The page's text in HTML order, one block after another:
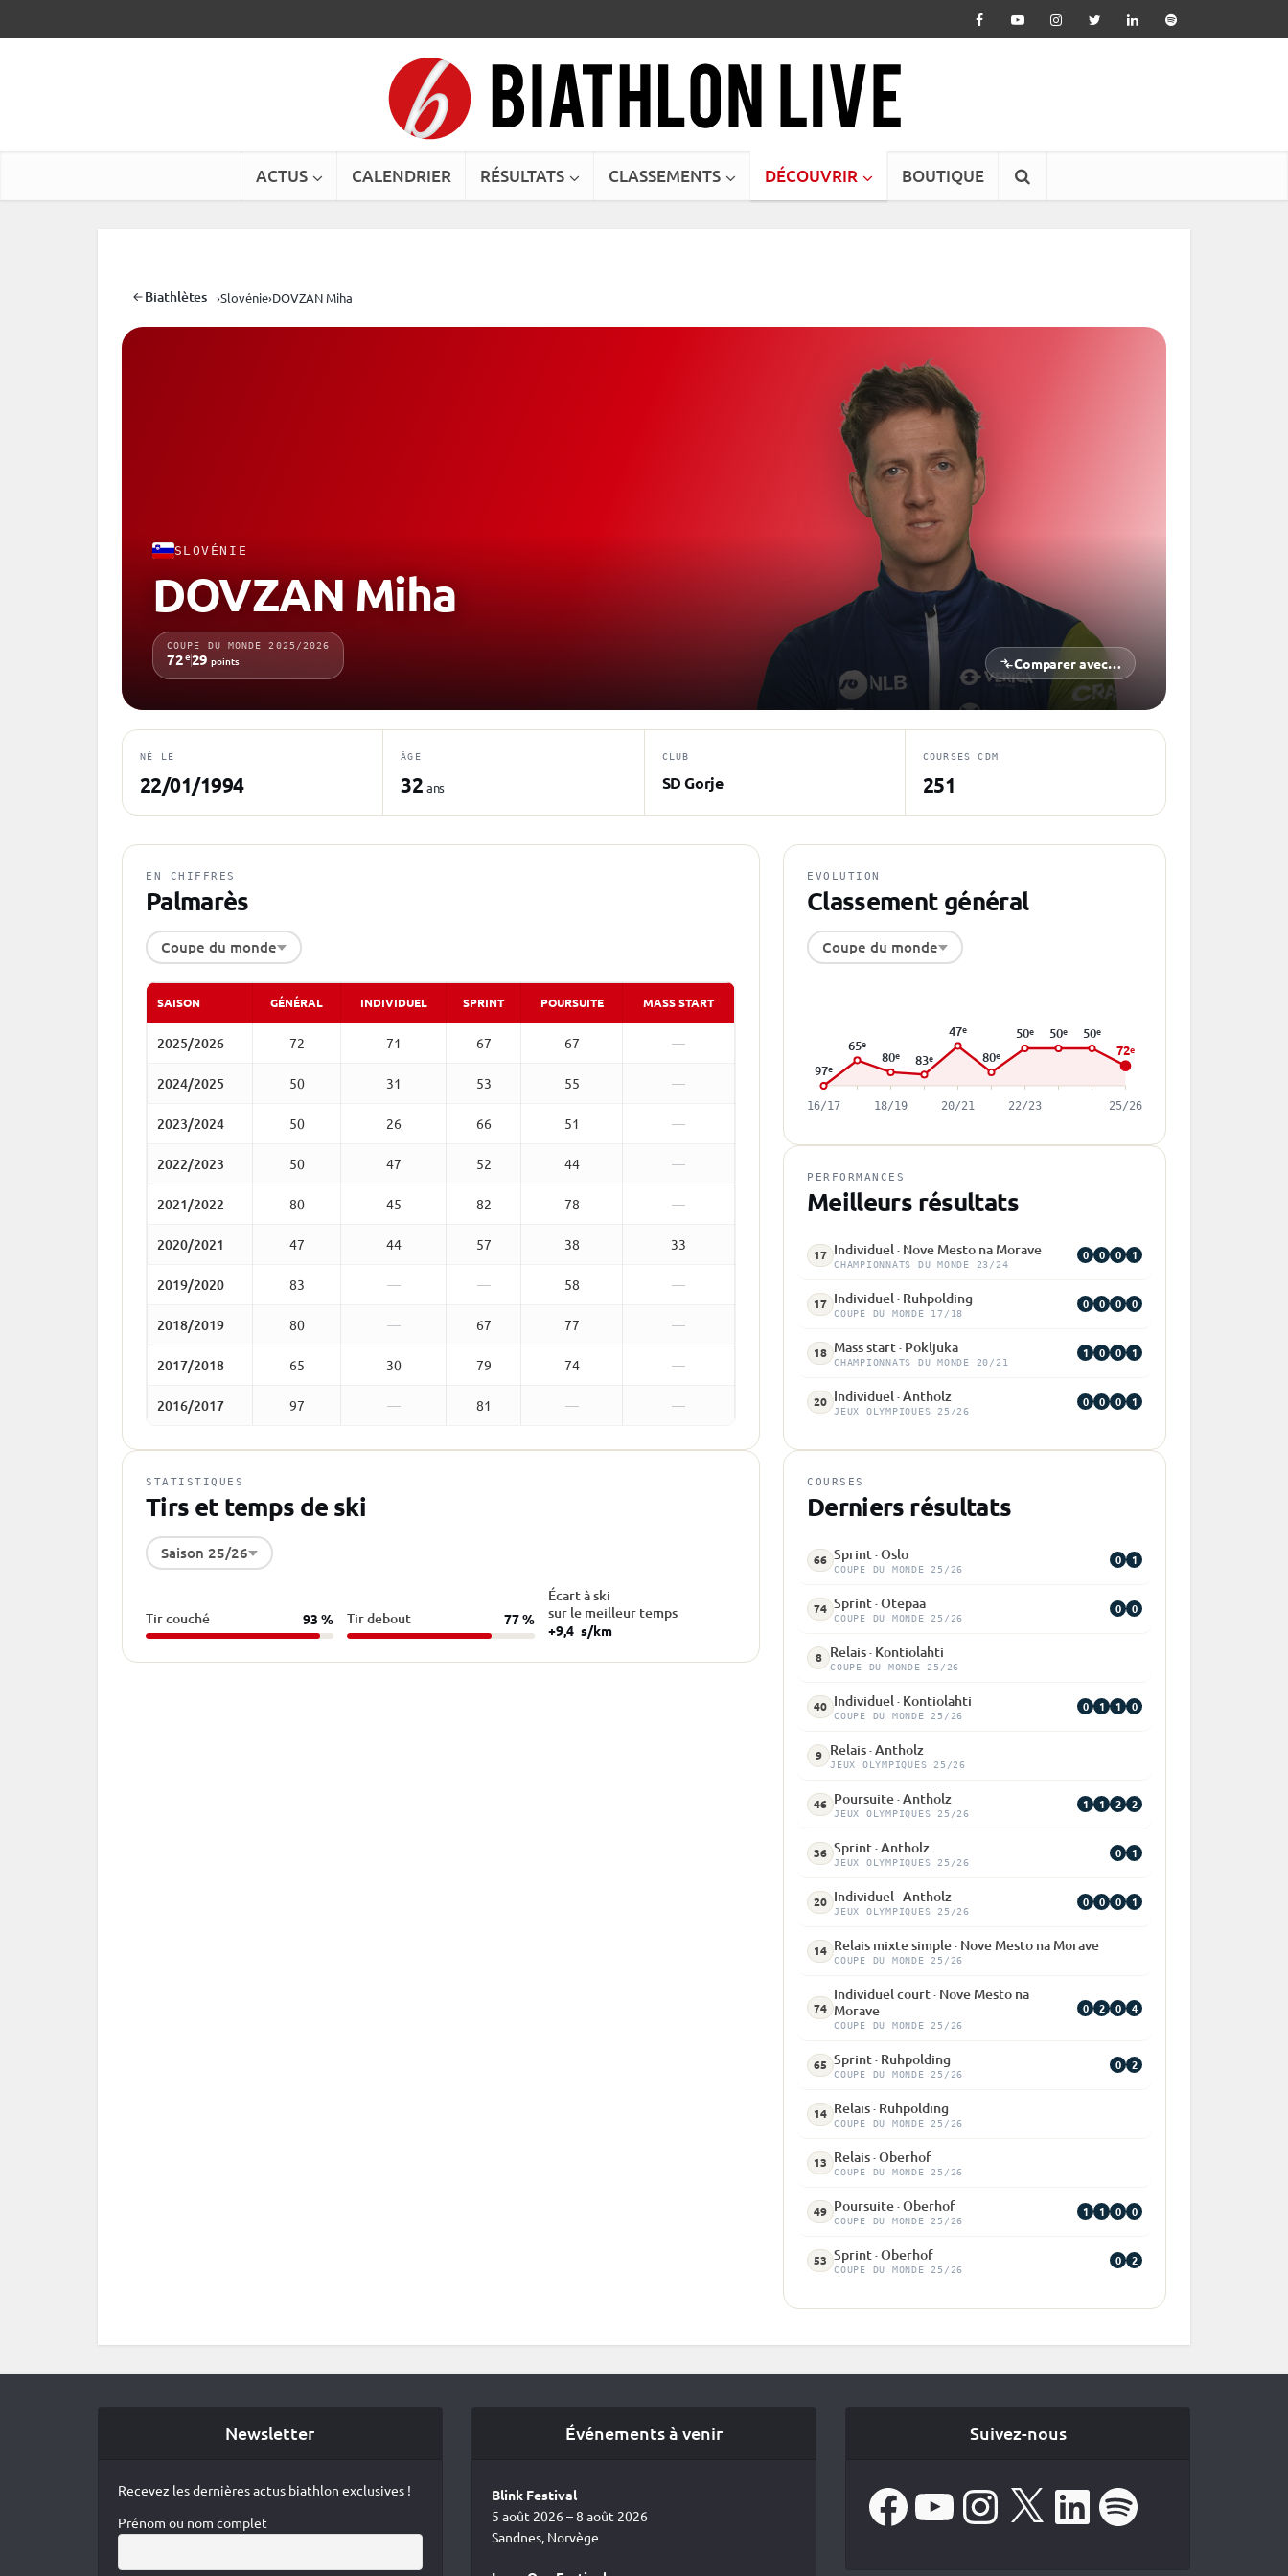
ACTUS CALENDRIER RÉSULTATS CLASSEMENTS DÉCOUVRIR BOUTIQUE
Biathlètes ›Slovénie›DOVZAN Miha
SLOVÉNIE
DOVZAN Miha
COUPE DU MONDE 2025/2026
72e29 points Comparer avec…
NÉ LE
22/01/1994
ÂGE
32 ans
CLUB
SD Gorje
COURSES CDM
251
EN CHIFFRES
Palmarès
Coupe du monde
SAISON GÉNÉRAL INDIVIDUEL SPRINT POURSUITE MASS START
2025/2026 72 71 67 67 —
2024/2025 50 31 53 55 —
2023/2024 50 26 66 51 —
2022/2023 50 47 52 44 —
2021/2022 80 45 82 78 —
2020/2021 47 44 57 38 33
2019/2020 83 — — 58 —
2018/2019 80 — 67 77 —
2017/2018 65 30 79 74 —
2016/2017 97 — 81 — —
STATISTIQUES
Tirs et temps de ski
Saison 25/26
Tir couché 93 % Tir debout 77 %
Écart à ski
sur le meilleur temps
+9,4 s/km
EVOLUTION
Classement général
Coupe du monde
97e
16/17
65e
80e
18/19
83e
47e
20/21
80e
50e
22/23
50e 50e
72e
25/26
PERFORMANCES
Meilleurs résultats
17 Individuel · Nove Mesto na Morave
CHAMPIONNATS DU MONDE 23/24
0 0 0 1
17 Individuel · Ruhpolding
COUPE DU MONDE 17/18
0 0 0 0
18 Mass start · Pokljuka
CHAMPIONNATS DU MONDE 20/21
1 0 0 1
20 Individuel · Antholz
JEUX OLYMPIQUES 25/26
0 0 0 1
COURSES
Derniers résultats
66 Sprint · Oslo
COUPE DU MONDE 25/26
0 1
74 Sprint · Otepaa
COUPE DU MONDE 25/26
0 0
8 Relais · Kontiolahti
COUPE DU MONDE 25/26
40 Individuel · Kontiolahti
COUPE DU MONDE 25/26
0 1 1 0
9 Relais · Antholz
JEUX OLYMPIQUES 25/26
46 Poursuite · Antholz
JEUX OLYMPIQUES 25/26
1 1 2 2
36 Sprint · Antholz
JEUX OLYMPIQUES 25/26
0 1
20 Individuel · Antholz
JEUX OLYMPIQUES 25/26
0 0 0 1
14 Relais mixte simple · Nove Mesto na Morave
COUPE DU MONDE 25/26
74
Individuel court · Nove Mesto na
Morave
COUPE DU MONDE 25/26
0 2 0 4
65 Sprint · Ruhpolding
COUPE DU MONDE 25/26
0 2
14 Relais · Ruhpolding
COUPE DU MONDE 25/26
13 Relais · Oberhof
COUPE DU MONDE 25/26
49 Poursuite · Oberhof
COUPE DU MONDE 25/26
1 1 0 0
53 Sprint · Oberhof
COUPE DU MONDE 25/26
0 2
Newsletter
Recevez les dernières actus biathlon exclusives !
Prénom ou nom complet
Événements à venir
Blink Festival
5 août 2026 – 8 août 2026
Sandnes, Norvège
Suivez-nous
FacebookYouTube Instagram
X LinkedIn Spotify